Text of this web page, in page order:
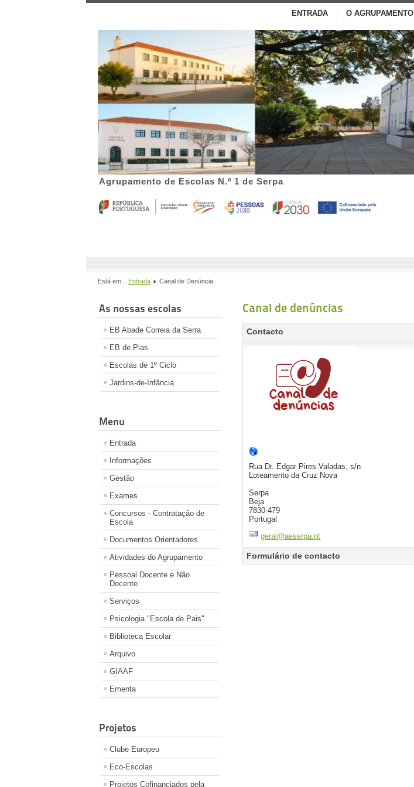
Agrupamento de Escolas N.º 1 de Serpa
ENTRADA O AGRUPAMENTO
Está em... Entrada Canal de Denúncia
As nossas escolas
EB Abade Correia da Serra
EB de Pias
Escolas de 1º Ciclo
Jardins-de-Infância
Menu
Entrada
Informações
Gestão
Exames
Concursos - Contratação de
Escola
Documentos Orientadores
Atividades do Agrupamento
Pessoal Docente e Não
Docente
Serviços
Psicologia "Escola de Pais"
Biblioteca Escolar
Arquivo
GIAAF
Ementa
Projetos
Clube Europeu
Eco-Escolas
Projetos Cofinanciados pela
Canal de denúncias
Contacto
Rua Dr. Edgar Pires Valadas, s/n
Loteamento da Cruz Nova
Serpa
Beja
7830-479
Portugal
geral@aeserpa.pt
Formulário de contacto